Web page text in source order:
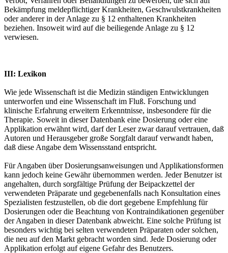
Bekämpfung meldepflichtiger Krankheiten, Geschwulstkrankheiten
oder anderer in der Anlage zu § 12 enthaltenen Krankheiten
beziehen. Insoweit wird auf die beiliegende Anlage zu § 12
verwiesen.
III: Lexikon
Wie jede Wissenschaft ist die Medizin ständigen Entwicklungen
unterworfen und eine Wissenschaft im Fluß. Forschung und
klinische Erfahrung erweitern Erkenntnisse, insbesondere für die
Therapie. Soweit in dieser Datenbank eine Dosierung oder eine
Applikation erwähnt wird, darf der Leser zwar darauf vertrauen, daß
Autoren und Herausgeber große Sorgfalt darauf verwandt haben,
daß diese Angabe dem Wissensstand entspricht.
Für Angaben über Dosierungsanweisungen und Applikationsformen
kann jedoch keine Gewähr übernommen werden. Jeder Benutzer ist
angehalten, durch sorgfältige Prüfung der Beipackzettel der
verwendeten Präparate und gegebenenfalls nach Konsultation eines
Spezialisten festzustellen, ob die dort gegebene Empfehlung für
Dosierungen oder die Beachtung von Kontraindikationen gegenüber
der Angaben in dieser Datenbank abweicht. Eine solche Prüfung ist
besonders wichtig bei selten verwendeten Präparaten oder solchen,
die neu auf den Markt gebracht worden sind. Jede Dosierung oder
Applikation erfolgt auf eigene Gefahr des Benutzers.